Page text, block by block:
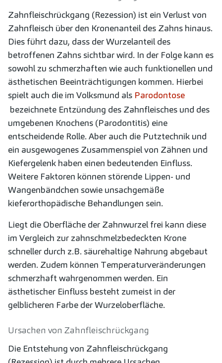
Zahnfleischrückgang (Rezession) ist ein Verlust von
Zahnfleisch über den Kronenanteil des Zahns hinaus.
Dies führt dazu, dass der Wurzelanteil des
betroffenen Zahns sichtbar wird. In der Folge kann es
sowohl zu schmerzhaften wie auch funktionellen und
ästhetischen Beeinträchtigungen kommen. Hierbei
spielt auch die im Volksmund als Parodontose
bezeichnete Entzündung des Zahnfleisches und des
umgebenen Knochens (Parodontitis) eine
entscheidende Rolle. Aber auch die Putztechnik und
ein ausgewogenes Zusammenspiel von Zähnen und
Kiefergelenk haben einen bedeutenden Einfluss.
Weitere Faktoren können störende Lippen- und
Wangenbändchen sowie unsachgemäße
kieferorthopädische Behandlungen sein.
Liegt die Oberfläche der Zahnwurzel frei kann diese
im Vergleich zur zahnschmelzbedeckten Krone
schneller durch z.B. säurehaltige Nahrung abgebaut
werden. Zudem können Temperaturveränderungen
schmerzhaft wahrgenommen werden. Ein
ästhetischer Einfluss besteht zumeist in der
gelblicheren Farbe der Wurzeloberfläche.
Ursachen von Zahnfleischrückgang
Die Entstehung von Zahnfleischrückgang